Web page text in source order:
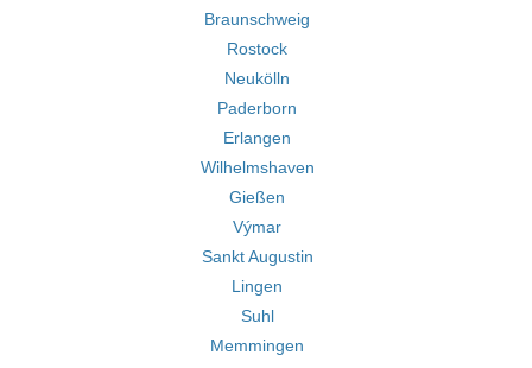
Braunschweig
Rostock
Neukölln
Paderborn
Erlangen
Wilhelmshaven
Gießen
Výmar
Sankt Augustin
Lingen
Suhl
Memmingen